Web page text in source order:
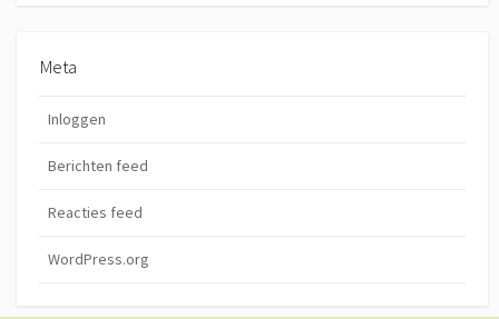
Meta
Inloggen
Berichten feed
Reacties feed
WordPress.org